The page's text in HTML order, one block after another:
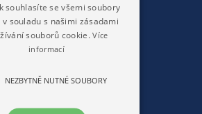
škola Chocerady 267
souhlasíte se všemi soubory
v souladu s našimi zásadami
souborů cookie.Více
informací
NEZBYTNĚ NUTNÉ SOUBORY